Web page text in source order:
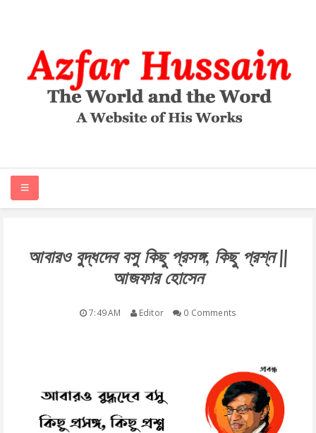
ABOUT
ARTICLES
BOOKS
আবারও বুদ্ধদেব বসু কিছু প্রসঙ্গ, কিছু প্রশ্ন ||
আজফার হোসেন
7:49 AM Editor 0 Comments